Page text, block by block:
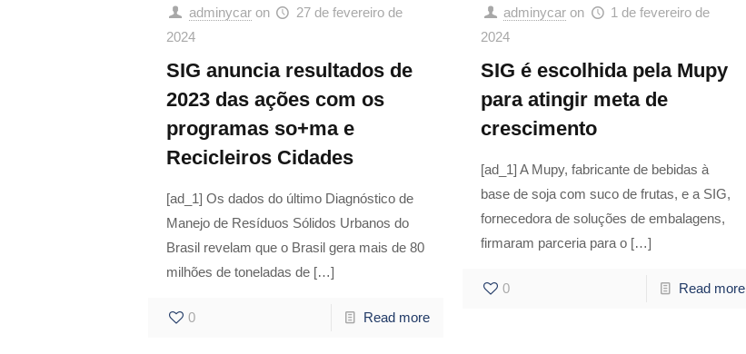
adminycar on
27 de fevereiro de
2024
SIG anuncia resultados de
2023 das ações com os
programas so+ma e
Recicleiros Cidades
[ad_1] Os dados do último Diagnóstico de
Manejo de Resíduos Sólidos Urbanos do
Brasil revelam que o Brasil gera mais de 80
milhões de toneladas de[…]
0 Read more
adminycar on
1 de fevereiro de
2024
SIG é escolhida pela Mupy
para atingir meta de
crescimento
[ad_1] A Mupy, fabricante de bebidas à
base de soja com suco de frutas, e a SIG,
fornecedora de soluções de embalagens,
firmaram parceria para o […]
0 Read more